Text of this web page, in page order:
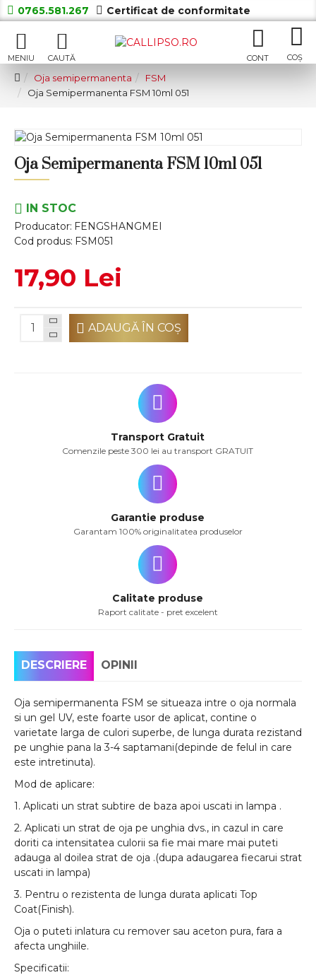
0765.581.267 Certificat de conformitate
Oja semipermanenta
FSM
Oja Semipermanenta FSM 10ml 051
Oja Semipermanenta FSM 10ml 051
IN STOC
Producator: FENGSHANGMEI
Cod produs: FSM051
17,90 Lei
ADAUGĂ ÎN COŞ
Transport Gratuit
Comenzile peste 300 lei au transport GRATUIT
Garantie produse
Garantam 100% originalitatea produselor
Calitate produse
Raport calitate - pret excelent
DESCRIERE OPINII
Oja semipermanenta FSM se situeaza intre o oja normala
si un gel UV, este foarte usor de aplicat, contine o
varietate larga de culori superbe, de lunga durata rezistand
pe unghie pana la 3-4 saptamani(depinde de felul in care
este intretinuta).
Mod de aplicare:
1. Aplicati un strat subtire de baza apoi uscati in lampa .
2. Aplicati un strat de oja pe unghia dvs., in cazul in care
doriti ca intensitatea culorii sa fie mai mare mai puteti
adauga al doilea strat de oja .(dupa adaugarea fiecarui strat
uscati in lampa)
3. Pentru o rezistenta de lunga durata aplicati Top
Coat(Finish).
Oja o puteti inlatura cu remover sau aceton pura, fara a
afecta unghiile.
Specificatii: